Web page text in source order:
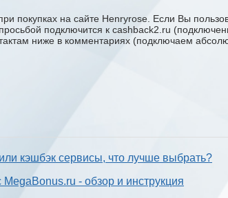
покупках на сайте Henryrose. Если Вы
подключится к cashback2.ru
ниже в комментариях (подключаем
кэшбэк сервисы, что лучше выбрать?
MegaBonus.ru - обзор и инструкция